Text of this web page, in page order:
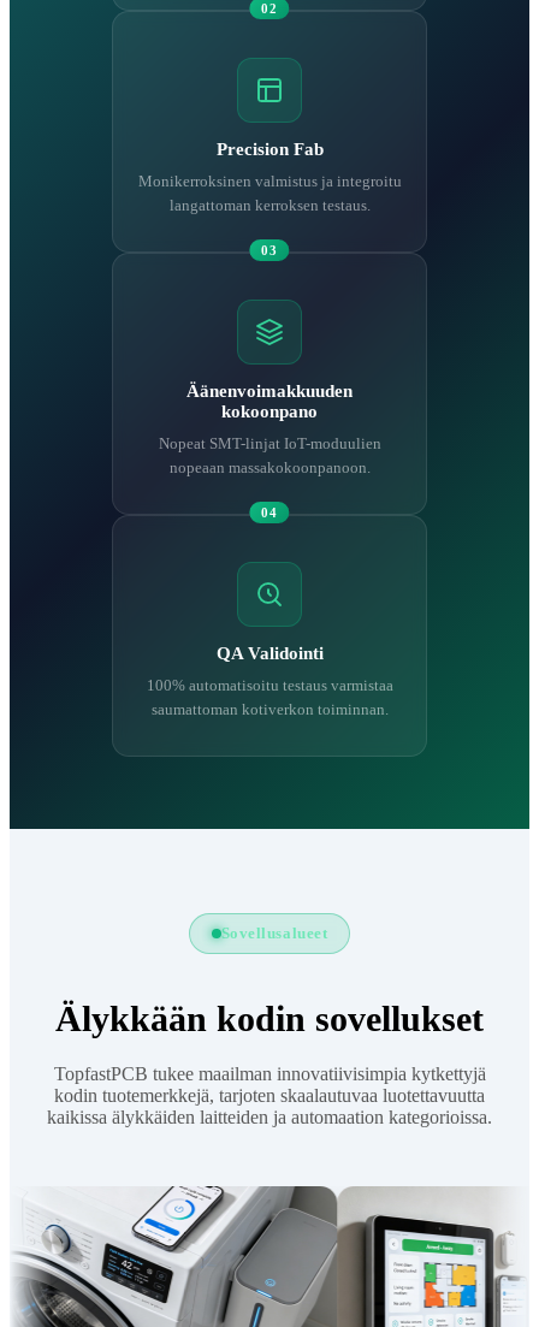
02
Precision Fab
Monikerroksinen valmistus ja integroitu
langattoman kerroksen testaus.
03
Äänenvoimakkuuden
kokoonpano
Nopeat SMT-linjat IoT-moduulien
nopeaan massakokoonpanoon.
04
QA Validointi
100% automatisoitu testaus varmistaa
saumattoman kotiverkon toiminnan.
Sovellusalueet
Älykkään kodin sovellukset
TopfastPCB tukee maailman innovatiivisimpia kytkettyjä
kodin tuotemerkkejä, tarjoten skaalautuvaa luotettavuutta
kaikissa älykkäiden laitteiden ja automaation kategorioissa.